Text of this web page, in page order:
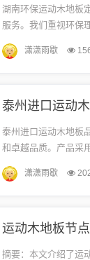
湖南环保运动木地板
服务。我们重视环保
需求进行个性化定制
不...
潇潇雨歇
泰州进口运动木地板
和卓越品质。产品采
性和安全性，为各类
新，...
潇潇雨歇
运动木地板节
摘要：本文介绍了运